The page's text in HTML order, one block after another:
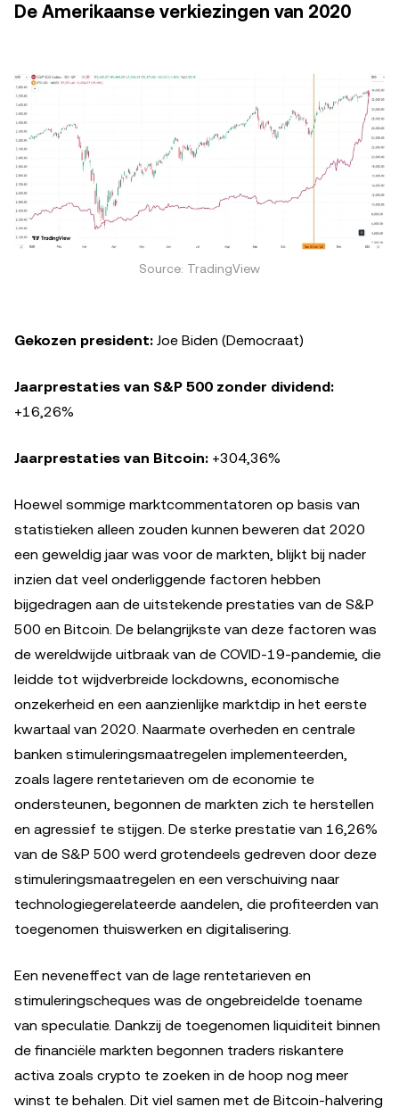
De Amerikaanse verkiezingen van 2020
Source: TradingView
Gekozen president: Joe Biden (Democraat)
Jaarprestaties van S&P 500 zonder dividend:
+16,26%
Jaarprestaties van Bitcoin: +304,36%
Hoewel sommige marktcommentatoren op basis van
statistieken alleen zouden kunnen beweren dat 2020
een geweldig jaar was voor de markten, blijkt bij nader
inzien dat veel onderliggende factoren hebben
bijgedragen aan de uitstekende prestaties van de S&P
500 en Bitcoin. De belangrijkste van deze factoren was
de wereldwijde uitbraak van de COVID-19-pandemie, die
leidde tot wijdverbreide lockdowns, economische
onzekerheid en een aanzienlijke marktdip in het eerste
kwartaal van 2020. Naarmate overheden en centrale
banken stimuleringsmaatregelen implementeerden,
zoals lagere rentetarieven om de economie te
ondersteunen, begonnen de markten zich te herstellen
en agressief te stijgen. De sterke prestatie van 16,26%
van de S&P 500 werd grotendeels gedreven door deze
stimuleringsmaatregelen en een verschuiving naar
technologiegerelateerde aandelen, die profiteerden van
toegenomen thuiswerken en digitalisering.
Een neveneffect van de lage rentetarieven en
stimuleringscheques was de ongebreidelde toename
van speculatie. Dankzij de toegenomen liquiditeit binnen
de financiële markten begonnen traders riskantere
activa zoals crypto te zoeken in de hoop nog meer
winst te behalen. Dit viel samen met de Bitcoin-halvering